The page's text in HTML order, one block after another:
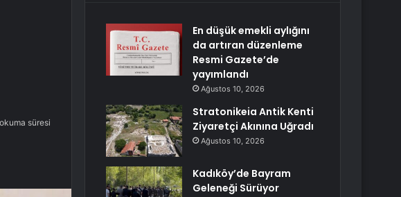
süresi
En düşük emekli aylığını
da artıran düzenleme
Resmi Gazete’de
yayımlandı
Ağustos 10, 2026
Stratonikeia Antik Kenti
Ziyaretçi Akınına Uğradı
Ağustos 10, 2026
Kadıköy’de Bayram
Geleneği Sürüyor